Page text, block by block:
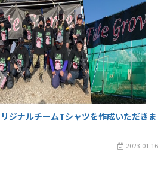
ジナルチームTシャツを作成いただきま
2023.01.16